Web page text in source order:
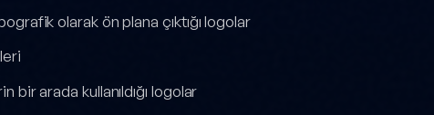
olarak ön plana çıktığı logolar
bir arada kullanıldığı logolar